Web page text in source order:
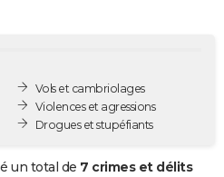
Vols et cambriolages
Violences et agressions
Drogues et stupéfiants
un total de 7 crimes et délits